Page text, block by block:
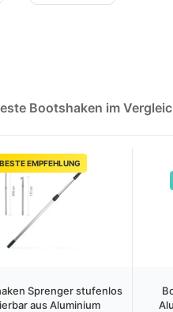
Bootshaken im
BESTE EMPFEHLUNG
Sprenger stufenlos
aus Aluminium